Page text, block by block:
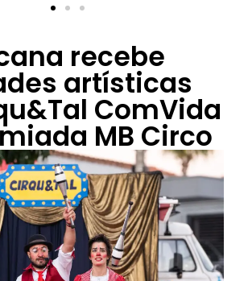
recebe
artísticas
ComVida
MB Circo